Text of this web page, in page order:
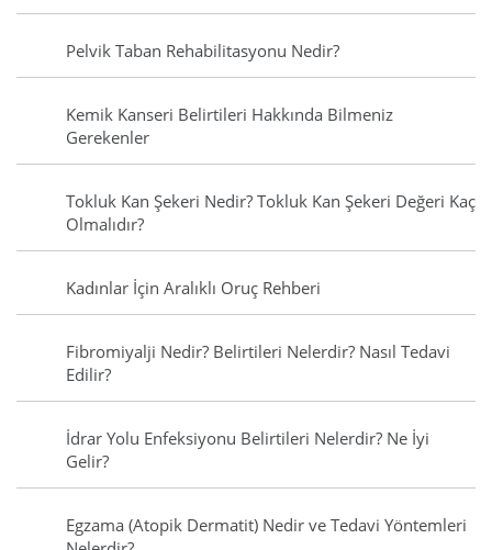
Pelvik Taban Rehabilitasyonu Nedir?
Kemik Kanseri Belirtileri Hakkında Bilmeniz
Gerekenler
Tokluk Kan Şekeri Nedir? Tokluk Kan Şekeri Değeri Kaç
Olmalıdır?
Kadınlar İçin Aralıklı Oruç Rehberi
Fibromiyalji Nedir? Belirtileri Nelerdir? Nasıl Tedavi
Edilir?
İdrar Yolu Enfeksiyonu Belirtileri Nelerdir? Ne İyi
Gelir?
Egzama (Atopik Dermatit) Nedir ve Tedavi Yöntemleri